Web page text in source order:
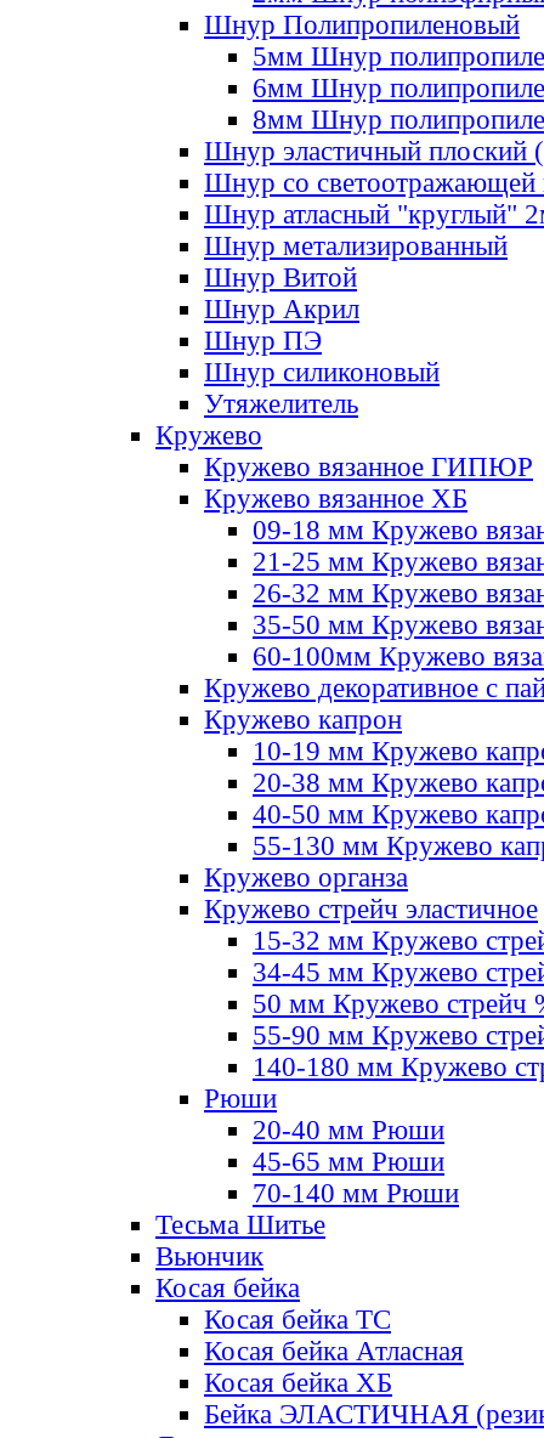
Шнур Полипропиленовый
5мм Шнур
6мм Шнур
8мм Шнур
Шнур эластичный плоский
Шнур со светоотражающей
Шнур атласный "круглый"
Шнур метализированный
Шнур Витой
Шнур Акрил
Шнур ПЭ
Шнур силиконовый
Утяжелитель
Кружево
Кружево вязанное ГИПЮР
Кружево вязанное ХБ
09-18 мм Кружево
21-25 мм Кружево
26-32 мм Кружево
35-50 мм Кружево
60-100мм Кружево
Кружево декоративное с
Кружево капрон
10-19 мм Кружево
20-38 мм Кружево
40-50 мм Кружево
55-130 мм Кружево
Кружево органза
Кружево стрейч эластичное
15-32 мм Кружево
34-45 мм Кружево
50 мм Кружево стрейч
55-90 мм Кружево
140-180 мм Кружево
Рюши
20-40 мм Рюши
45-65 мм Рюши
70-140 мм Рюши
Тесьма Шитье
Вьюнчик
Косая бейка
Косая бейка ТС
Косая бейка Атласная
Косая бейка ХБ
Бейка ЭЛАСТИЧНАЯ